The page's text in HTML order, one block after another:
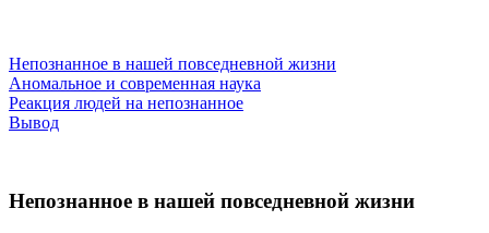
Непознанное в нашей повседневной жизни
Аномальное и современная наука
Реакция людей на непознанное
Вывод
Непознанное в нашей повседневной жизни